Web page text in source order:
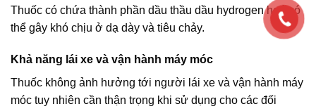
Thuốc có chứa thành phần dầu thầu dầu hydrogen hoá có
thể gây khó chịu ở dạ dày và tiêu chảy.
Khả năng lái xe và vận hành máy móc
Thuốc không ảnh hưởng tới người lái xe và vận hành máy
móc tuy nhiên cần thận trọng khi sử dụng cho các đối